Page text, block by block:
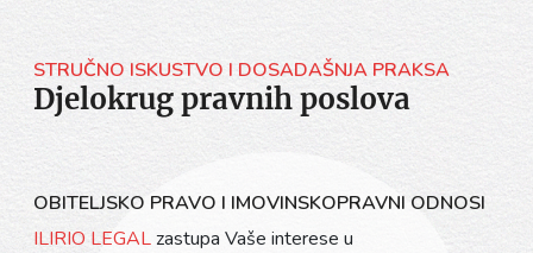
STRUČNO ISKUSTVO I DOSADAŠNJA PRAKSA
Djelokrug pravnih poslova
OBITELJSKO PRAVO I IMOVINSKOPRAVNI ODNOSI
ILIRIO LEGALzastupa Vaše interese u